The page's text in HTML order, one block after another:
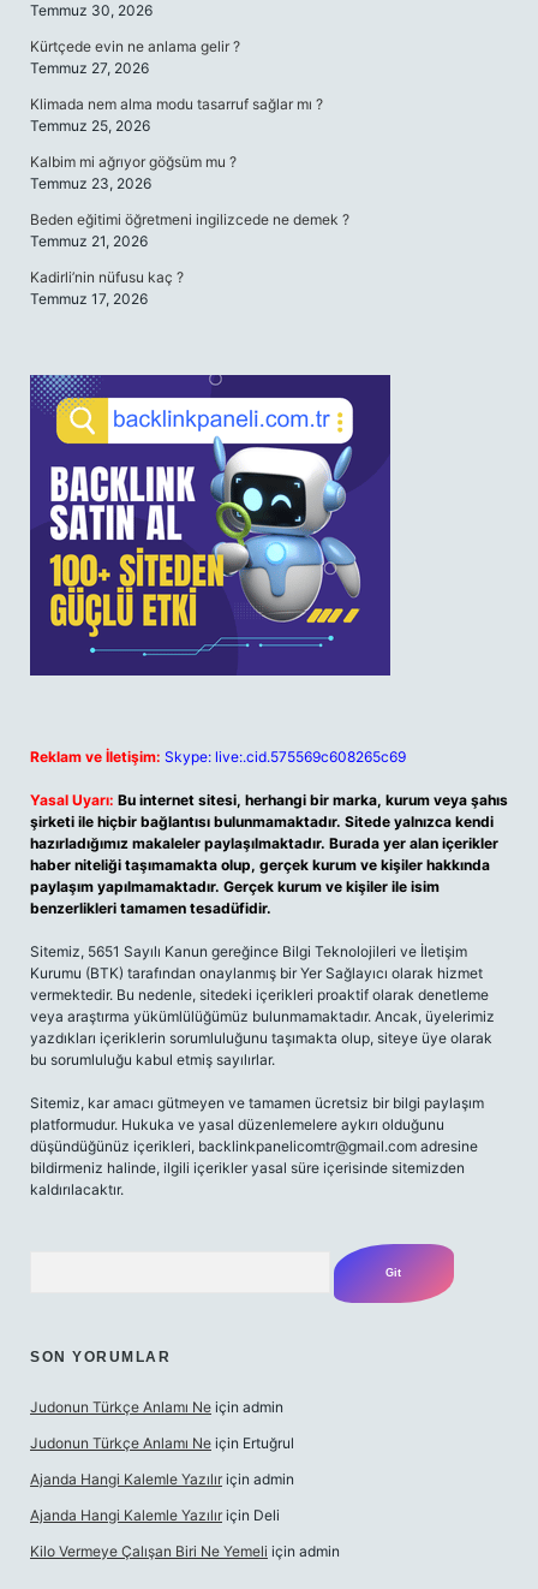
Temmuz 30, 2026
Kürtçede evin ne anlama gelir ?
Temmuz 27, 2026
Klimada nem alma modu tasarruf sağlar mı ?
Temmuz 25, 2026
Kalbim mi ağrıyor göğsüm mu ?
Temmuz 23, 2026
Beden eğitimi öğretmeni ingilizcede ne demek ?
Temmuz 21, 2026
Kadirli’nin nüfusu kaç ?
Temmuz 17, 2026
Reklam ve İletişim: Skype: live:.cid.575569c608265c69
Yasal Uyarı: Bu internet sitesi, herhangi bir marka, kurum veya şahıs
şirketi ile hiçbir bağlantısı bulunmamaktadır. Sitede yalnızca kendi
hazırladığımız makaleler paylaşılmaktadır. Burada yer alan içerikler
haber niteliği taşımamakta olup, gerçek kurum ve kişiler hakkında
paylaşım yapılmamaktadır. Gerçek kurum ve kişiler ile isim
benzerlikleri tamamen tesadüfidir.
Sitemiz, 5651 Sayılı Kanun gereğince Bilgi Teknolojileri ve İletişim
Kurumu (BTK) tarafından onaylanmış bir Yer Sağlayıcı olarak hizmet
vermektedir. Bu nedenle, sitedeki içerikleri proaktif olarak denetleme
veya araştırma yükümlülüğümüz bulunmamaktadır. Ancak, üyelerimiz
yazdıkları içeriklerin sorumluluğunu taşımakta olup, siteye üye olarak
bu sorumluluğu kabul etmiş sayılırlar.
Sitemiz, kar amacı gütmeyen ve tamamen ücretsiz bir bilgi paylaşım
platformudur. Hukuka ve yasal düzenlemelere aykırı olduğunu
düşündüğünüz içerikleri, backlinkpanelicomtr@gmail.com adresine
bildirmeniz halinde, ilgili içerikler yasal süre içerisinde sitemizden
kaldırılacaktır.
SON YORUMLAR
Judonun Türkçe Anlamı Ne için admin
Judonun Türkçe Anlamı Ne için Ertuğrul
Ajanda Hangi Kalemle Yazılır için admin
Ajanda Hangi Kalemle Yazılır için Deli
Kilo Vermeye Çalışan Biri Ne Yemeli için admin